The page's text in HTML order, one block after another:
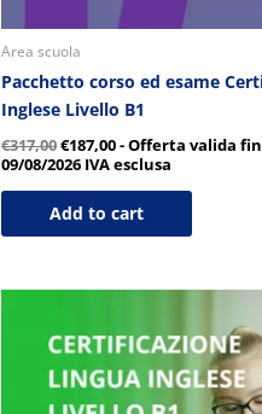
Area scuola
Pacchetto corso ed esame
Inglese Livello B1
€317,00€187,00- Offerta valida
09/08/2026 IVA esclusa
Add to cart
originale
era:
€269,00.
attuale
è:
€169,00.